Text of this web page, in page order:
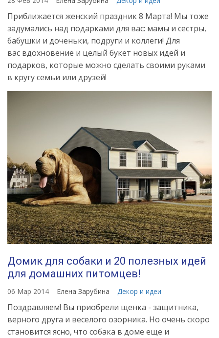
Приближается женский праздник 8 Марта! Мы тоже
задумались над подарками для вас: мамы и сестры,
бабушки и доченьки, подруги и коллеги! Для
вас вдохновение и целый букет новых идей и
подарков, которые можно сделать своими руками
в кругу семьи или друзей!
Домик для собаки и 20 полезных идей
для домашних питомцев!
06 Мар 2014 Елена Зарубина Декор и идеи
Поздравляем! Вы приобрели щенка - защитника,
верного друга и веселого озорника. Но очень скоро
становится ясно, что собака в доме еще и